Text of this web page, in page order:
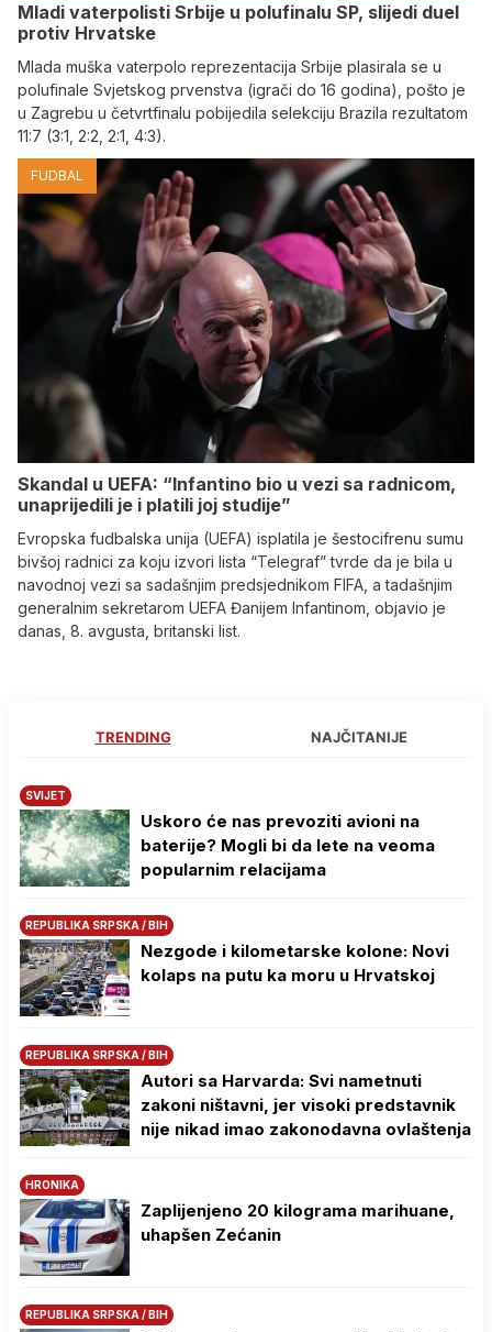
Mladi vaterpolisti Srbije u polufinalu SP, slijedi duel
protiv Hrvatske
Mlada muška vaterpolo reprezentacija Srbije plasirala se u
polufinale Svjetskog prvenstva (igrači do 16 godina), pošto je
u Zagrebu u četvrtfinalu pobijedila selekciju Brazila rezultatom
11:7 (3:1, 2:2, 2:1, 4:3).
FUDBAL
Skandal u UEFA: “Infantino bio u vezi sa radnicom,
unaprijedili je i platili joj studije”
Evropska fudbalska unija (UEFA) isplatila je šestocifrenu sumu
bivšoj radnici za koju izvori lista “Telegraf” tvrde da je bila u
navodnoj vezi sa sadašnjim predsjednikom FIFA, a tadašnjim
generalnim sekretarom UEFA Đanijem Infantinom, objavio je
danas, 8. avgusta, britanski list.
TRENDING NAJČITANIJE
SVIJET
Uskoro će nas prevoziti avioni na
baterije? Mogli bi da lete na veoma
popularnim relacijama
REPUBLIKA SRPSKA / BIH
Nezgode i kilometarske kolone: Novi
kolaps na putu ka moru u Hrvatskoj
REPUBLIKA SRPSKA / BIH
Autori sa Harvarda: Svi nametnuti
zakoni ništavni, jer visoki predstavnik
nije nikad imao zakonodavna ovlaštenja
HRONIKA
Zaplijenjeno 20 kilograma marihuane,
uhapšen Zećanin
REPUBLIKA SRPSKA / BIH